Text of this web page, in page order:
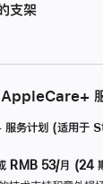
支架
AppleCare+ 服
务计划 (适用于
RMB 53/月 (24